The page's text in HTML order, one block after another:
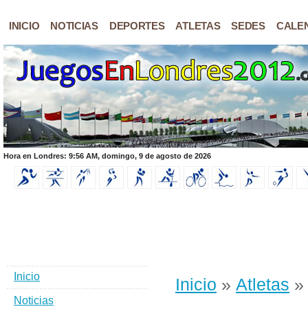
INICIO NOTICIAS DEPORTES ATLETAS SEDES
Hora en Londres: 9:56 AM, domingo, 9 de agosto de 2026
Inicio » Atletas
Inicio
Noticias